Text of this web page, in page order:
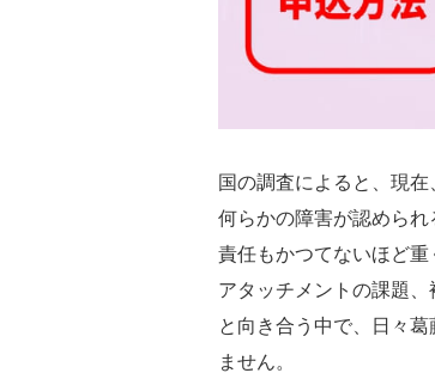
国の調査によると、現
何らかの障害が認めら
責任もかつてないほど重
アタッチメントの課題
と向き合う中で、日々
ません。